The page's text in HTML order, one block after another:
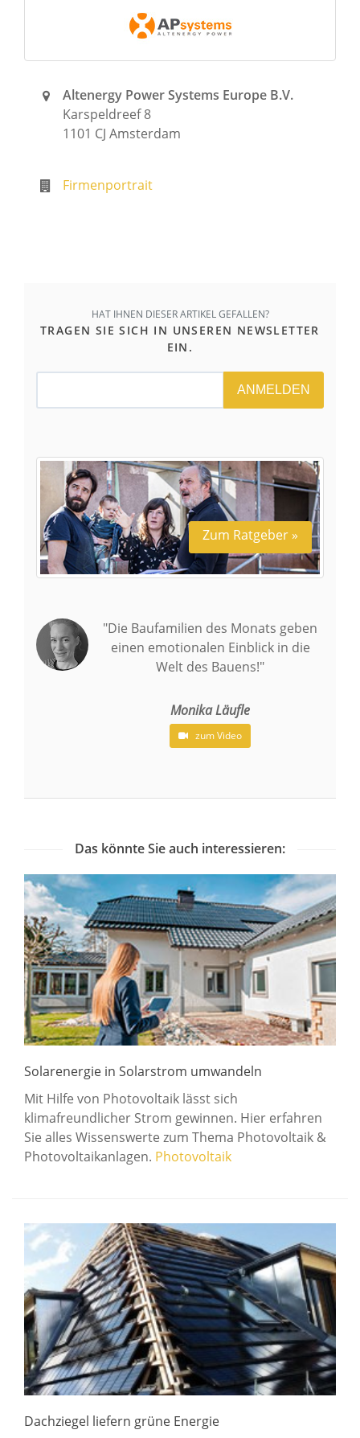
Altenergy Power Systems Europe B.V.
Karspeldreef 8
1101 CJ Amsterdam
Firmenportrait
HAT IHNEN DIESER ARTIKEL GEFALLEN?
TRAGEN SIE SICH IN UNSEREN NEWSLETTER
EIN.
ANMELDEN
Zum Ratgeber »
"Die Baufamilien des Monats geben
einen emotionalen Einblick in die
Welt des Bauens!"
Monika Läufle
zum Video
Das könnte Sie auch interessieren:
Solarenergie in Solarstrom umwandeln
Mit Hilfe von Photovoltaik lässt sich
klimafreundlicher Strom gewinnen. Hier erfahren
Sie alles Wissenswerte zum Thema Photovoltaik &
Photovoltaikanlagen. Photovoltaik
Dachziegel liefern grüne Energie